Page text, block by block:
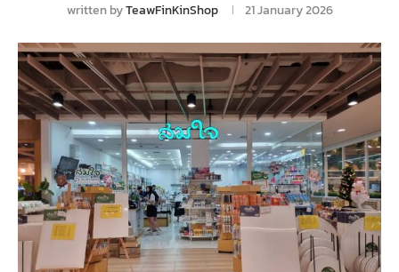
written byTeawFinKinShop 21 January 2026